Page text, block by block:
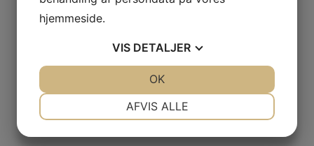
hjemmeside.
VIS DETALJER
AFVIS ALLE
OK